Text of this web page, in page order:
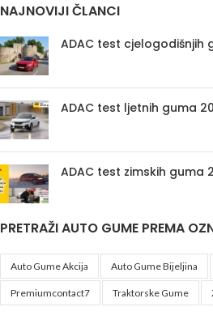
NAJNOVIJI ČLANCI
ADAC test cjelogodišnjih
ADAC test ljetnih guma
ADAC test zimskih guma
PRETRAŽI AUTO GUME PREMA
Auto Gume Akcija Auto Gume Bijeljina
Premiumcontact7 Traktorske Gume